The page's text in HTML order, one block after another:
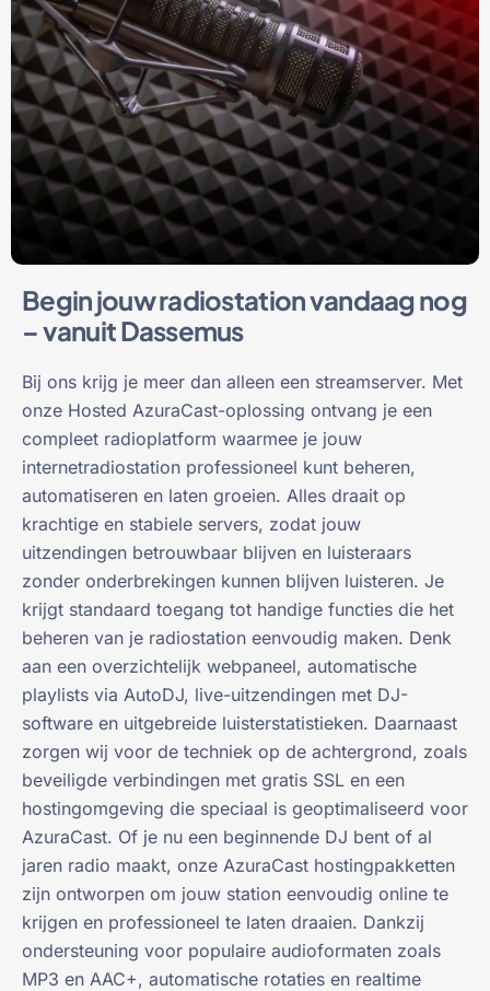
Begin jouw radiostation vandaag nog
– vanuit Dassemus
Bij ons krijg je meer dan alleen een streamserver. Met
onze Hosted AzuraCast-oplossing ontvang je een
compleet radioplatform waarmee je jouw
internetradiostation professioneel kunt beheren,
automatiseren en laten groeien. Alles draait op
krachtige en stabiele servers, zodat jouw
uitzendingen betrouwbaar blijven en luisteraars
zonder onderbrekingen kunnen blijven luisteren. Je
krijgt standaard toegang tot handige functies die het
beheren van je radiostation eenvoudig maken. Denk
aan een overzichtelijk webpaneel, automatische
playlists via AutoDJ, live-uitzendingen met DJ-
software en uitgebreide luisterstatistieken. Daarnaast
zorgen wij voor de techniek op de achtergrond, zoals
beveiligde verbindingen met gratis SSL en een
hostingomgeving die speciaal is geoptimaliseerd voor
AzuraCast. Of je nu een beginnende DJ bent of al
jaren radio maakt, onze AzuraCast hostingpakketten
zijn ontworpen om jouw station eenvoudig online te
krijgen en professioneel te laten draaien. Dankzij
ondersteuning voor populaire audioformaten zoals
MP3 en AAC+, automatische rotaties en realtime